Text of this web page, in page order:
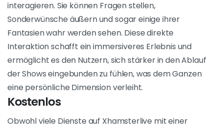
machen :
Große Auswahl an Modellen
Xhamsterlive zeichnet sich durch seine umfangreiche
Sammlung von Modellen aus der ganzen Welt aus.
Diese Vielfalt ermöglicht es den Nutzern, Frauen,
Männer, Paare und sogar Transgender zu finden und
so einer Vielzahl von Vorlieben und Fantasien gerecht
jeder Künstler finden kann, die seinem spezifischen